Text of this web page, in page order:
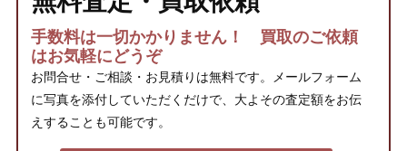
手数料は一切かかりません！ 買取のご依頼
はお気軽にどうぞ
お問合せ・ご相談・お見積りは無料です。メールフォーム
に写真を添付していただくだけで、大よその査定額をお伝
えすることも可能です。